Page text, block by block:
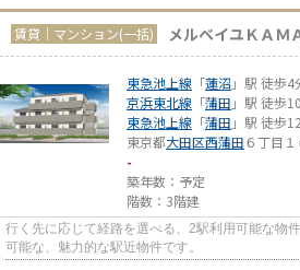
賃貸｜マンション(一括) メルベイユＫＡＭ
東急池上線 「蓮沼」駅 徒歩4
京浜東北線 「蒲田 」駅 徒歩
東急池上線 「蒲田 」駅 徒歩
東京都大田区西蒲田６丁目１
-
築年数：予定
階数：3階建
行く先に応じて経路を選べる、2駅利用可能な物
可能な、魅力的な駅近物件です。